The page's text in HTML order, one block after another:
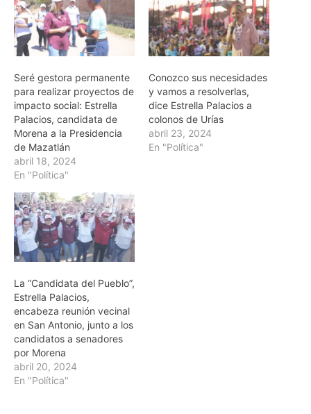
Seré gestora permanente
para realizar proyectos de
impacto social: Estrella
Palacios, candidata de
Morena a la Presidencia
de Mazatlán
abril 18, 2024
En "Política"
Conozco sus necesidades
y vamos a resolverlas,
dice Estrella Palacios a
colonos de Urías
abril 23, 2024
En "Política"
La “Candidata del Pueblo”,
Estrella Palacios,
encabeza reunión vecinal
en San Antonio, junto a los
candidatos a senadores
por Morena
abril 20, 2024
En "Política"